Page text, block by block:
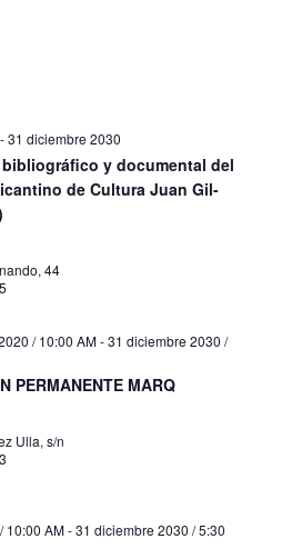
-31 diciembre 2030
y documental del
de Cultura Juan Gil-
44
/ 10:00 AM-31 diciembre 2030 /
PERMANENTE MARQ
Ulla, s/n
10:00 AM-31 diciembre 2030 / 5:30